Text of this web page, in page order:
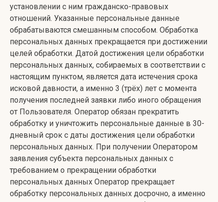
установлении с ним гражданско-правовых
отношений. Указанные персональные данные
обрабатываются смешанным способом. Обработка
персональных данных прекращается при достижении
целей обработки. Датой достижения цели обработки
персональных данных, собираемых в соответствии с
настоящим пунктом, является дата истечения срока
исковой давности, а именно 3 (трёх) лет с момента
получения последней заявки либо иного обращения
от Пользователя. Оператор обязан прекратить
обработку и уничтожить персональные данные в 30-
дневный срок с даты достижения цели обработки
персональных данных. При получении Оператором
заявления субъекта персональных данных с
требованием о прекращении обработки
персональных данных Оператор прекращает
обработку персональных данных досрочно, а именно